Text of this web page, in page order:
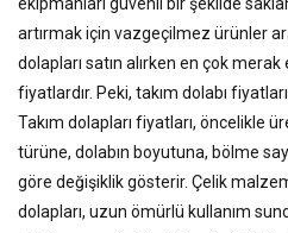
artırmak için vazgeçilmez ürünler
dolapları satın alırken en çok
fiyatlardır. Peki, takım dolabı
Takım dolapları fiyatları, öncelikle
türüne, dolabın boyutuna, bölme
göre değişiklik gösterir. Çelik
dolapları, uzun ömürlü kullanım